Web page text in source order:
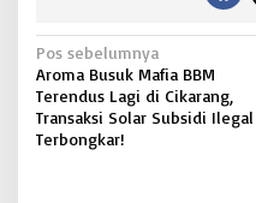
N
a
v
Pos sebelumnya
Aroma Busuk Mafia BBM
Terendus Lagi di Cikarang,
Transaksi Solar Subsidi Ilegal
Terbongkar!